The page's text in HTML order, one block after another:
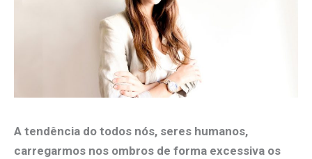
A tendência do todos nós, seres humanos,
carregarmos nos ombros de forma excessiva os